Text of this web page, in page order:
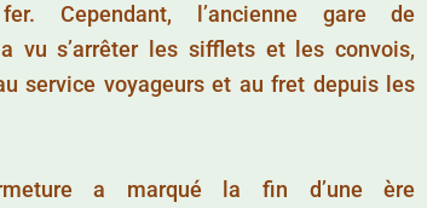
Cependant, l’ancienne gare de
a vu s’arrêter les sifflets et les convois,
service voyageurs et au fret depuis les
a marqué la fin d’une ère